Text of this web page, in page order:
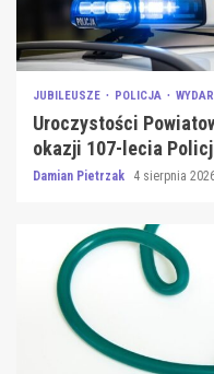
JUBILEUSZE POLICJA
Uroczystości
okazji 107-lecia
Damian Pietrzak 4 sierpnia